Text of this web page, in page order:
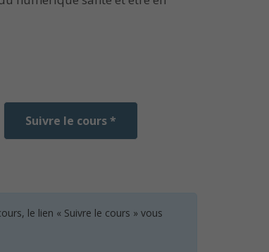
Suivre le cours *
le lien « Suivre le cours » vous